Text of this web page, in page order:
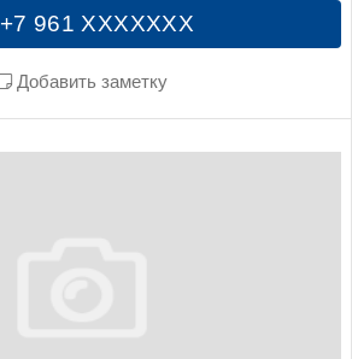
+7 961 XXXXXXX
Добавить заметку